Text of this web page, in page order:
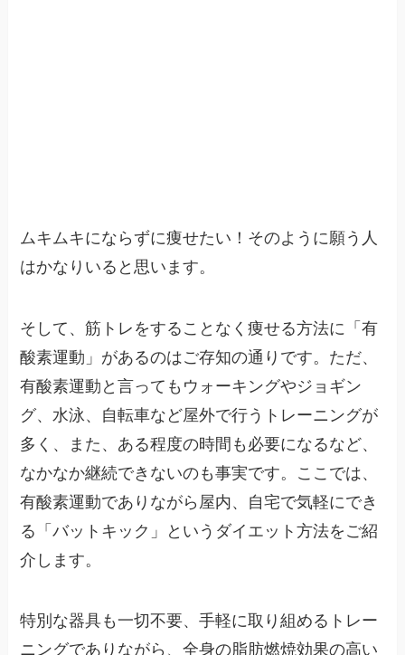
ムキムキにならずに痩せたい！そのように願う人
はかなりいると思います。
そして、筋トレをすることなく痩せる方法に「有
酸素運動」があるのはご存知の通りです。ただ、
有酸素運動と言ってもウォーキングやジョギン
グ、水泳、自転車など屋外で行うトレーニングが
多く、また、ある程度の時間も必要になるなど、
なかなか継続できないのも事実です。ここでは、
有酸素運動でありながら屋内、自宅で気軽にでき
る「バットキック」というダイエット方法をご紹
介します。
特別な器具も一切不要、手軽に取り組めるトレー
ニングでありながら、全身の脂肪燃焼効果の高い